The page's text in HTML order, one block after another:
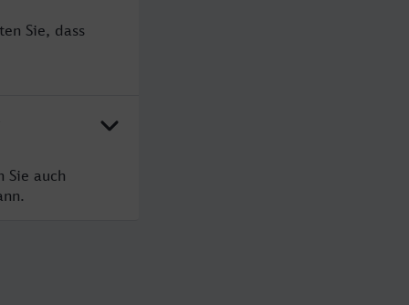
Sie, dass
Sie auch